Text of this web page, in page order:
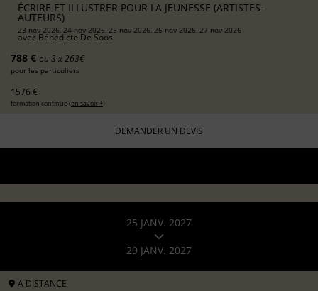
ÉCRIRE ET ILLUSTRER POUR LA JEUNESSE (ARTISTES-
AUTEURS)
23 nov 2026, 24 nov 2026, 25 nov 2026, 26 nov 2026, 27 nov 2026
avec Bénédicte De Soos
788 € ou 3 x 263€
pour les particuliers
1576 €
formation continue (en savoir +)
DEMANDER UN DEVIS
25 JANV. 2027
29 JANV. 2027
A DISTANCE